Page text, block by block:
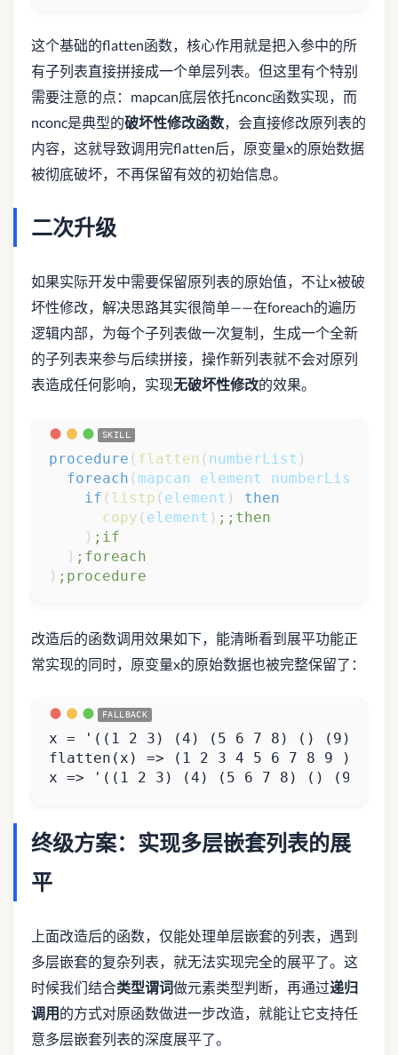
这个基础的flatten函数，核心作用就是把入参中的所
有子列表直接拼接成一个单层列表。但这里有个特别
需要注意的点：mapcan底层依托nconc函数实现，而
nconc是典型的破坏性修改函数，会直接修改原列表的
内容，这就导致调用完flatten后，原变量x的原始数据
被彻底破坏，不再保留有效的初始信息。
二次升级
如果实际开发中需要保留原列表的原始值，不让x被破
坏性修改，解决思路其实很简单——在foreach的遍历
逻辑内部，为每个子列表做一次复制，生成一个全新
的子列表来参与后续拼接，操作新列表就不会对原列
表造成任何影响，实现无破坏性修改的效果。
procedure ( flatten ( numberList )
foreach ( mapcan element
numberList
if ( listp ( element )
then
copy ( element ) ;;then
) ;if
) ;foreach
) ;procedure
改造后的函数调用效果如下，能清晰看到展平功能正
常实现的同时，原变量x的原始数据也被完整保留了：
x => '((1 2 3) (4) (5 6 7 8) () (9))
终级方案：实现多层嵌套列表的展
平
上面改造后的函数，仅能处理单层嵌套的列表，遇到
多层嵌套的复杂列表，就无法实现完全的展平了。这
时候我们结合类型谓词做元素类型判断，再通过递归
调用的方式对原函数做进一步改造，就能让它支持任
意多层嵌套列表的深度展平了。